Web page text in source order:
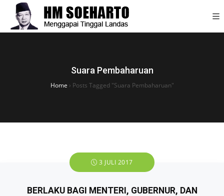
Suara Pembaharuan
Home › Posts Tagged "Suara Pembaharuan"
3 JULI 2017
BERLAKU BAGI MENTERI, GUBERNUR, DAN